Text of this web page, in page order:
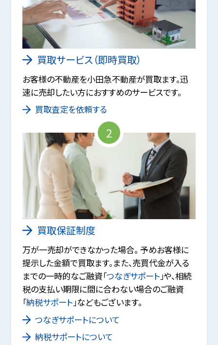
買取サービス（即時買取）
お客様の不動産を小田急不動産が買取ます。迅
速に売却したい方におすすめのサービスです。
買取査定を依頼する
2
買取保証制度
万が一売却ができなかった場合。 予めお客様に
提示した金額で買取ます。また、売買代金が入る
までの一時的なご融資「つなぎサポート」や、相続
税の支払い期限に間に合わない場合のご融資
「納税サポート」などもございます。
つなぎサポートについて
納税サポートについて